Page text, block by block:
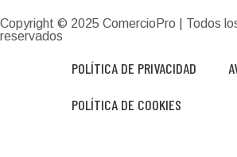
Copyright © 2025 ComercioPro | Todos
reservados
POLÍTICA DE PRIVACIDAD
POLÍTICA DE COOKIES